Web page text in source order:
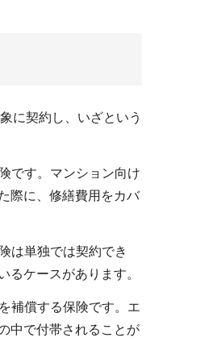
に契約し、いざという
です。マンション向け
際に、修繕費用をカバ
は単独では契約でき
ケースがあります。
補償する保険です。エ
中で付帯されることが